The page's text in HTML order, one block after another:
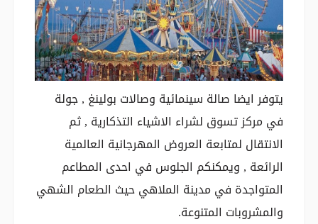
يتوفر ايضا صالة سينمائية وصالات بولينغ , جولة
في مركز تسوق لشراء الاشياء التذكارية , ثم
الانتقال لمتابعة العروض المهرجانية العالمية
الرائعة , ويمكنكم الجلوس في احدى المطاعم
المتواجدة في مدينة الملاهي حيث الطعام الشهي
والمشروبات المتنوعة.